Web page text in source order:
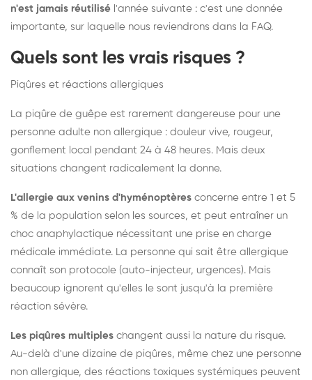
n'est jamais réutilisé l'année suivante : c'est une donnée
importante, sur laquelle nous reviendrons dans la FAQ.
Quels sont les vrais risques ?
Piqûres et réactions allergiques
La piqûre de guêpe est rarement dangereuse pour une
personne adulte non allergique : douleur vive, rougeur,
gonflement local pendant 24 à 48 heures. Mais deux
situations changent radicalement la donne.
L'allergie aux venins d'hyménoptères concerne entre 1 et 5
% de la population selon les sources, et peut entraîner un
choc anaphylactique nécessitant une prise en charge
médicale immédiate. La personne qui sait être allergique
connaît son protocole (auto-injecteur, urgences). Mais
beaucoup ignorent qu'elles le sont jusqu'à la première
réaction sévère.
Les piqûres multiples changent aussi la nature du risque.
Au-delà d'une dizaine de piqûres, même chez une personne
non allergique, des réactions toxiques systémiques peuvent